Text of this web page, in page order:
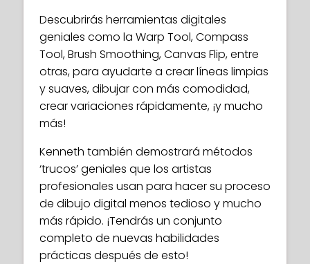
Descubrirás herramientas digitales
geniales como la Warp Tool, Compass
Tool, Brush Smoothing, Canvas Flip, entre
otras, para ayudarte a crear líneas limpias
y suaves, dibujar con más comodidad,
crear variaciones rápidamente, ¡y mucho
más!
Kenneth también demostrará métodos
‘trucos’ geniales que los artistas
profesionales usan para hacer su proceso
de dibujo digital menos tedioso y mucho
más rápido. ¡Tendrás un conjunto
completo de nuevas habilidades
prácticas después de esto!